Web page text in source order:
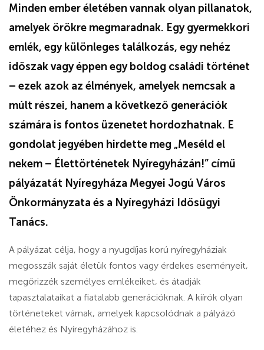
Minden ember életében vannak olyan pillanatok,
amelyek örökre megmaradnak. Egy gyermekkori
emlék, egy különleges találkozás, egy nehéz
időszak vagy éppen egy boldog családi történet
– ezek azok az élmények, amelyek nemcsak a
múlt részei, hanem a következő generációk
számára is fontos üzenetet hordozhatnak. E
gondolat jegyében hirdette meg „Meséld el
nekem – Élettörténetek Nyíregyházán!” című
pályázatát Nyíregyháza Megyei Jogú Város
Önkormányzata és a Nyíregyházi Idősügyi
Tanács.
A pályázat célja, hogy a nyugdíjas korú nyíregyháziak
megosszák saját életük fontos vagy érdekes eseményeit,
megőrizzék személyes emlékeiket, és átadják
tapasztalataikat a fiatalabb generációknak. A kiírók olyan
történeteket várnak, amelyek kapcsolódnak a pályázó
életéhez és Nyíregyházához is.